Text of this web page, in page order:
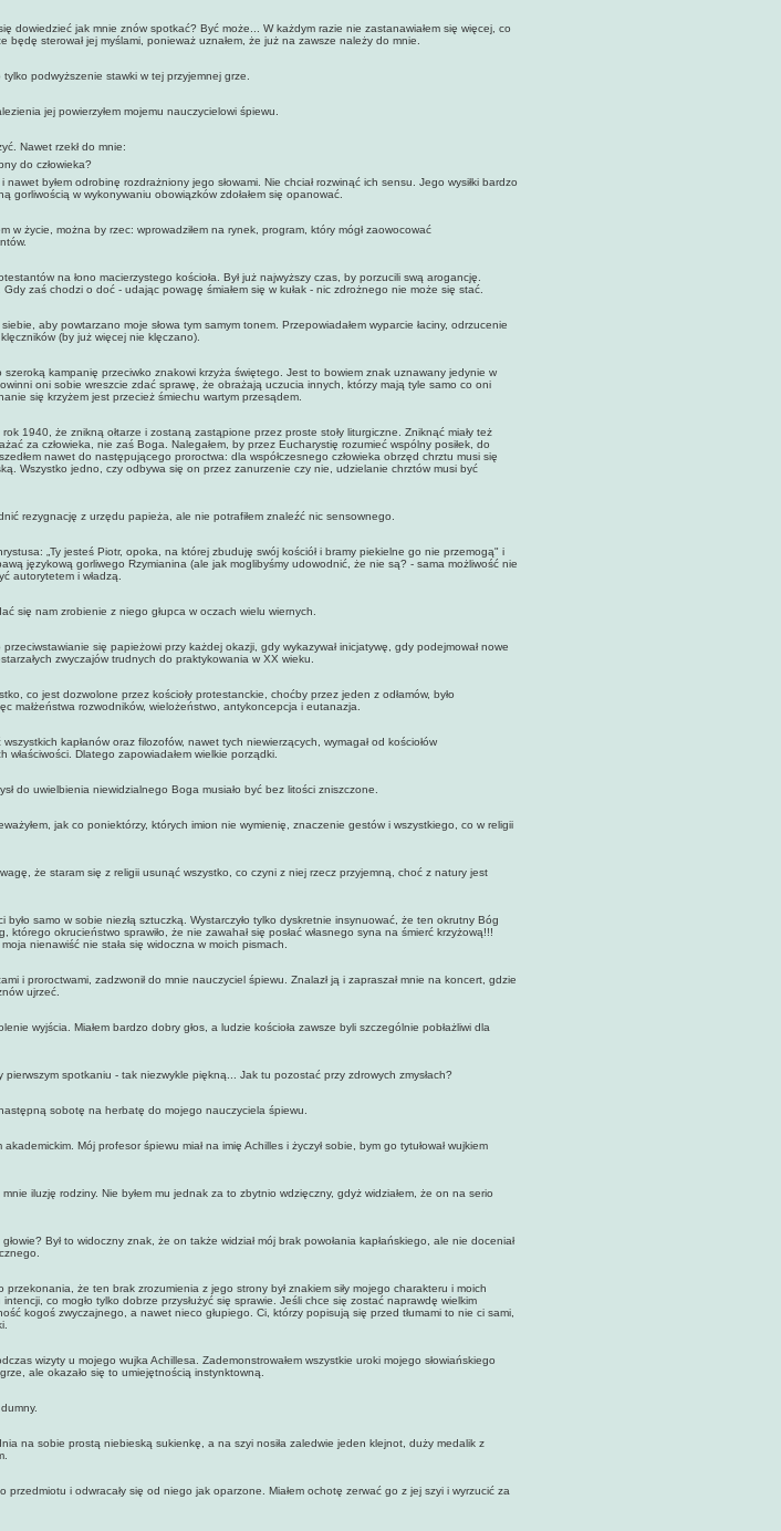
jak mnie znów spotkać? Być może... W każdym razie nie zastanawiałem się więcej, co
będę sterował jej myślami, ponieważ uznałem, że już na zawsze należy do mnie.
podwyższenie stawki w tej przyjemnej grze.
jej powierzyłem mojemu nauczycielowi śpiewu.
Nawet rzekł do mnie:
do człowieka?
byłem odrobinę rozdrażniony jego słowami. Nie chciał rozwinąć ich sensu. Jego wysiłki bardzo
gorliwością w wykonywaniu obowiązków zdołałem się opanować.
można by rzec: wprowadziłem na rynek, program, który mógł zaowocować
na łono macierzystego kościoła. Był już najwyższy czas, by porzucili swą arogancję.
zaś chodzi o doć - udając powagę śmiałem się w kułak - nic zdrożnego nie może się stać.
aby powtarzano moje słowa tym samym tonem. Przepowiadałem wyparcie łaciny, odrzucenie
(by już więcej nie klęczano).
kampanię przeciwko znakowi krzyża świętego. Jest to bowiem znak uznawany jedynie w
oni sobie wreszcie zdać sprawę, że obrażają uczucia innych, którzy mają tyle samo co oni
się krzyżem jest przecież śmiechu wartym przesądem.
że znikną ołtarze i zostaną zastąpione przez proste stoły liturgiczne. Zniknąć miały też
za człowieka, nie zaś Boga. Nalegałem, by przez Eucharystię rozumieć wspólny posiłek, do
nawet do następującego proroctwa: dla współczesnego człowieka obrzęd chrztu musi się
Wszystko jedno, czy odbywa się on przez zanurzenie czy nie, udzielanie chrztów musi być
z urzędu papieża, ale nie potrafiłem znaleźć nic sensownego.
„Ty jesteś Piotr, opoka, na której zbuduję swój kościół i bramy piekielne go nie przemogą" i
językową gorliwego Rzymianina (ale jak moglibyśmy udowodnić, że nie są? - sama możliwość nie
autorytetem i władzą.
nam zrobienie z niego głupca w oczach wielu wiernych.
się papieżowi przy każdej okazji, gdy wykazywał inicjatywę, gdy podejmował nowe
zwyczajów trudnych do praktykowania w XX wieku.
jest dozwolone przez kościoły protestanckie, choćby przez jeden z odłamów, było
małżeństwa rozwodników, wielożeństwo, antykoncepcja i eutanazja.
kapłanów oraz filozofów, nawet tych niewierzących, wymagał od kościołów
właściwości. Dlatego zapowiadałem wielkie porządki.
uwielbienia niewidzialnego Boga musiało być bez litości zniszczone.
jak co poniektórzy, których imion nie wymienię, znaczenie gestów i wszystkiego, co w religii
że staram się z religii usunąć wszystko, co czyni z niej rzecz przyjemną, choć z natury jest
samo w sobie niezłą sztuczką. Wystarczyło tylko dyskretnie insynuować, że ten okrutny Bóg
którego okrucieństwo sprawiło, że nie zawahał się posłać własnego syna na śmierć krzyżową!!!
nienawiść nie stała się widoczna w moich pismach.
zadzwonił do mnie nauczyciel śpiewu. Znalazł ją i zapraszał mnie na koncert, gdzie
ujrzeć.
wyjścia. Miałem bardzo dobry głos, a ludzie kościoła zawsze byli szczególnie pobłażliwi dla
spotkaniu - tak niezwykle piękną... Jak tu pozostać przy zdrowych zmysłach?
sobotę na herbatę do mojego nauczyciela śpiewu.
Mój profesor śpiewu miał na imię Achilles i życzył sobie, bym go tytułował wujkiem
rodziny. Nie byłem mu jednak za to zbytnio wdzięczny, gdyż widziałem, że on na serio
Był to widoczny znak, że on także widział mój brak powołania kapłańskiego, ale nie doceniał
że ten brak zrozumienia z jego strony był znakiem siły mojego charakteru i moich
co mogło tylko dobrze przysłużyć się sprawie. Jeśli chce się zostać naprawdę wielkim
kogoś zwyczajnego, a nawet nieco głupiego. Ci, którzy popisują się przed tłumami to nie ci sami,
wizyty u mojego wujka Achillesa. Zademonstrowałem wszystkie uroki mojego słowiańskiego
ale okazało się to umiejętnością instynktowną.
sobie prostą niebieską sukienkę, a na szyi nosiła zaledwie jeden klejnot, duży medalik z
i odwracały się od niego jak oparzone. Miałem ochotę zerwać go z jej szyi i wyrzucić za